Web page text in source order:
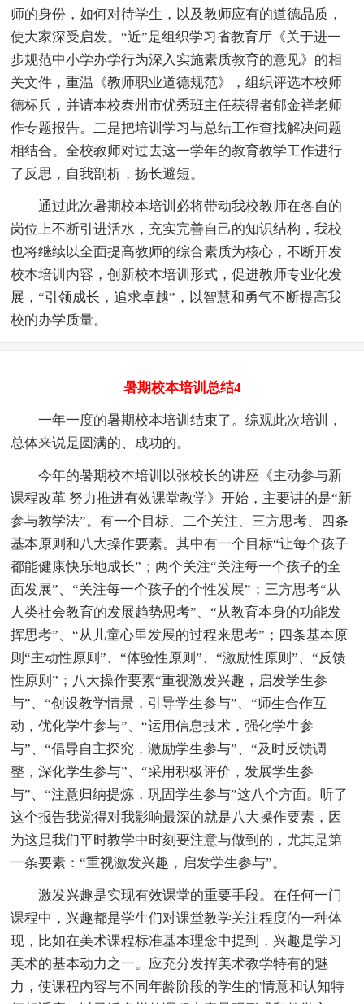
师的身份，如何对待学生，以及教师应有的道德品质，
使大家深受启发。“近”是组织学习省教育厅《关于进一
步规范中小学办学行为深入实施素质教育的意见》的相
关文件，重温《教师职业道德规范》，组织评选本校师
德标兵，并请本校泰州市优秀班主任获得者郁金祥老师
作专题报告。二是把培训学习与总结工作查找解决问题
相结合。全校教师对过去这一学年的教育教学工作进行
了反思，自我剖析，扬长避短。
通过此次暑期校本培训必将带动我校教师在各自的
岗位上不断引进活水，充实完善自己的知识结构，我校
也将继续以全面提高教师的综合素质为核心，不断开发
校本培训内容，创新校本培训形式，促进教师专业化发
展，“引领成长，追求卓越”，以智慧和勇气不断提高我
校的办学质量。
暑期校本培训总结4
一年一度的暑期校本培训结束了。综观此次培训，
总体来说是圆满的、成功的。
今年的暑期校本培训以张校长的讲座《主动参与新
课程改革 努力推进有效课堂教学》开始，主要讲的是“新
参与教学法”。有一个目标、二个关注、三方思考、四条
基本原则和八大操作要素。其中有一个目标“让每个孩子
都能健康快乐地成长”；两个关注“关注每一个孩子的全
面发展”、“关注每一个孩子的个性发展”；三方思考“从
人类社会教育的发展趋势思考”、“从教育本身的功能发
挥思考”、“从儿童心里发展的过程来思考”；四条基本原
则“主动性原则”、“体验性原则”、“激励性原则”、“反馈
性原则”；八大操作要素“重视激发兴趣，启发学生参
与”、“创设教学情景，引导学生参与”、“师生合作互
动，优化学生参与”、“运用信息技术，强化学生参
与”、“倡导自主探究，激励学生参与”、“及时反馈调
整，深化学生参与”、“采用积极评价，发展学生参
与”、“注意归纳提炼，巩固学生参与”这八个方面。听了
这个报告我觉得对我影响最深的就是八大操作要素，因
为这是我们平时教学中时刻要注意与做到的，尤其是第
一条要素：“重视激发兴趣，启发学生参与”。
激发兴趣是实现有效课堂的重要手段。在任何一门
课程中，兴趣都是学生们对课堂教学关注程度的一种体
现，比如在美术课程标准基本理念中提到，兴趣是学习
美术的基本动力之一。应充分发挥美术教学特有的魅
力，使课程内容与不同年龄阶段的学生的'情意和认知特